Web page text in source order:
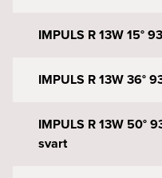
IMPULS R 13W 15°
IMPULS R 13W 36°
IMPULS R 13W 50°
svart